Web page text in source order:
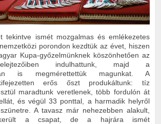
tekintve ismét mozgalmas és emlékezetes
porondon kezdtük az évet, hiszen
Kupa-győzelmünknek köszönhetően az
indulhattunk, majd a
is megmérettettük magunkat. A
erős őszt produkáltunk: tíz
maradtunk veretlenek, több fordulón át
és végül 33 ponttal, a harmadik helyről
A tavasz már nehezebben alakult,
került a csapat, de a hajrára ismét